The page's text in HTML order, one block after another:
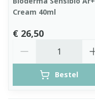
Cream 40ml
€ 26,50
Bestel